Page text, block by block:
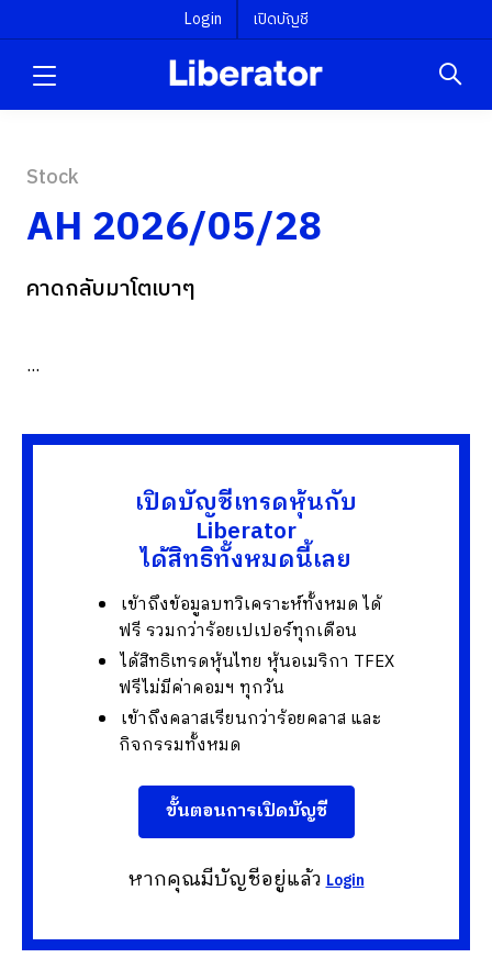
Login เปิดบัญชี
Stock
AH 2026/05/28
คาดกลับมาโตเบาๆ
...
เปิดบัญชีเทรดหุ้นกับ
Liberator
ได้สิทธิทั้งหมดนี้เลย
เข้าถึงข้อมูลบทวิเคราะห์ทั้งหมด ได้
ฟรี รวมกว่าร้อยเปเปอร์ทุกเดือน
ได้สิทธิเทรดหุ้นไทย หุ้นอเมริกา TFEX
ฟรีไม่มีค่าคอมฯ ทุกวัน
เข้าถึงคลาสเรียนกว่าร้อยคลาส และ
กิจกรรมทั้งหมด
ขั้นตอนการเปิดบัญชี
หากคุณมีบัญชีอยู่แล้วLogin